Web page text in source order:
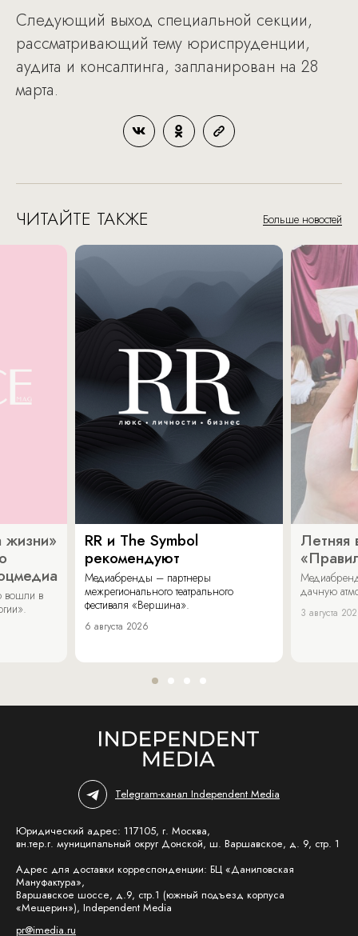
Следующий выход специальной секции,
рассматривающий тему юриспруденции,
аудита и консалтинга, запланирован на 28
марта.
ЧИТАЙТЕ ТАКЖЕ Больше новостей
жизни»
вошли в
RR и The Symbol
рекомендуют
Медиабренды – партнеры
межрегионального театрального
фестиваля «Вершина».
6 августа 2026
Летняя
дачную
3 августа
Telegram-канал Independent Media
Юридический адрес: 117105, г. Москва,
вн.тер.г. муниципальный округ Донской, ш. Варшавское, д. 9, стр. 1
Адрес для доставки корреспонденции: БЦ «Даниловская
Мануфактура»,
Варшавское шоссе, д.9, стр.1 (южный подъезд корпуса
«Мещерин»), Independent Media
pr@imedia.ru